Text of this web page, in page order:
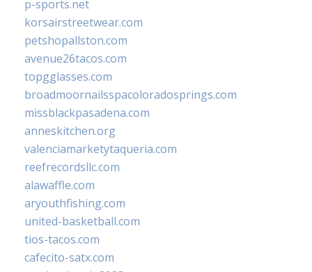
p-sports.net
korsairstreetwear.com
petshopallston.com
avenue26tacos.com
topgglasses.com
broadmoornailsspacoloradosprings.com
missblackpasadena.com
anneskitchen.org
valenciamarketytaqueria.com
reefrecordsllc.com
alawaffle.com
aryouthfishing.com
united-basketball.com
tios-tacos.com
cafecito-satx.com